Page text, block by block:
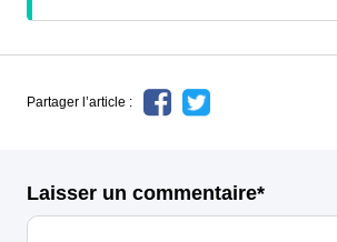
Partager l’article :
Laisser un commentaire*